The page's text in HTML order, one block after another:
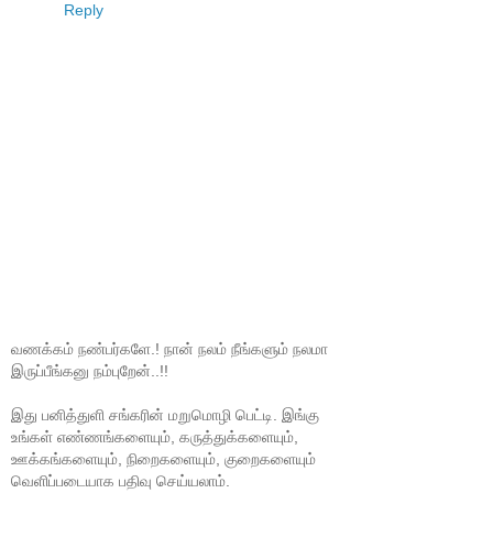
Reply
வணக்கம் நண்பர்களே.! நான் நலம் நீங்களும் நலமா
இருப்பீங்கனு நம்புறேன்..!!
இது பனித்துளி சங்கரின் மறுமொழி பெட்டி. இங்கு
உங்கள் எண்ணங்களையும், கருத்துக்களையும்,
ஊக்கங்களையும், நிறைகளையும், குறைகளையும்
வெளிப்படையாக பதிவு செய்யலாம்.